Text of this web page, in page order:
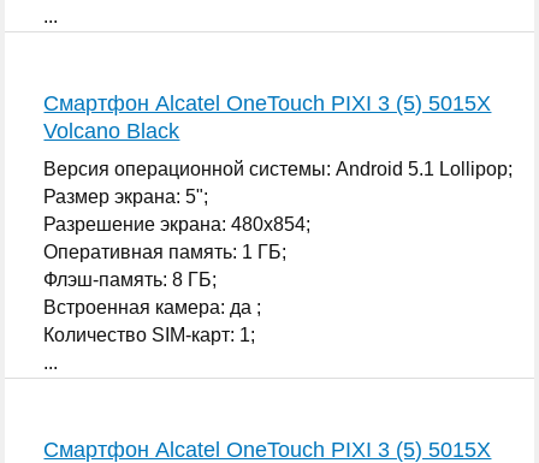
...
Смартфон Alcatel OneTouch PIXI 3 (5) 5015X
Volcano Black
Версия операционной системы: Android 5.1 Lollipop;
Размер экрана: 5";
Разрешение экрана: 480x854;
Оперативная память: 1 ГБ;
Флэш-память: 8 ГБ;
Встроенная камера: да ;
Количество SIM-карт: 1;
...
Смартфон Alcatel OneTouch PIXI 3 (5) 5015X